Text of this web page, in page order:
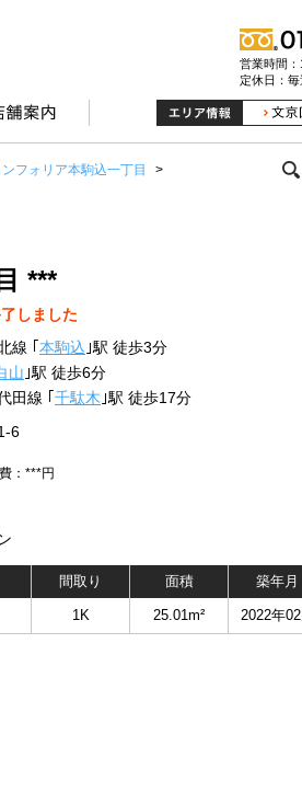
営業時間
定休日：毎
ンフォリア本駒込一丁目
>
***
しました
線 ｢ 本駒込 ｣駅 徒歩3分
山 ｣駅 徒歩6分
田線 ｢ 千駄木 ｣駅 徒歩17分
6
：***円
間取り 面積 築年月
1K 25.01m² 2022年02